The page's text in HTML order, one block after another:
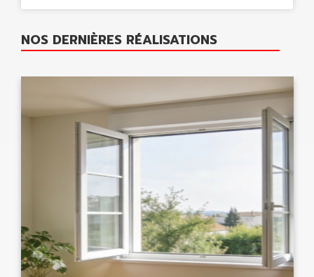
NOS DERNIÈRES RÉALISATIONS